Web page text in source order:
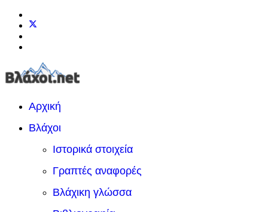
Αρχική
Βλάχοι
Ιστορικά στοιχεία
Γραπτές αναφορές
Βλάχικη γλώσσα